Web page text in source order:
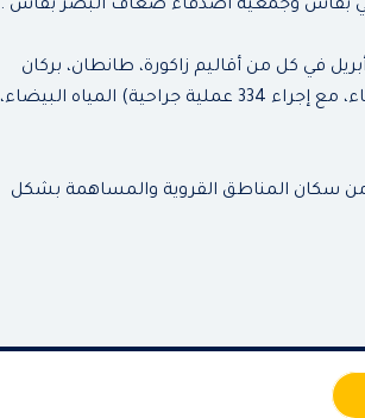
بفاس وجمعية"أصدقاء ضعاف البصر بفاس".
في كل من أقاليم زاكورة، طانطان، بركان
وتاونات. وقد مكنت هذه الحملات من تقديم الرعاية لـ 11.272 شخصاً، من بينهم 7.410 نساء، مع إجراء 334 عملية جراحية) المياه البيضاء،
سكان المناطق القروية والمساهمة بشكل